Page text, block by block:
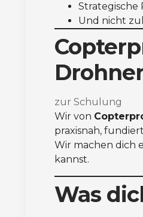
Strategische
Und nicht
zur Schulung
Wir von
praxisnah,
Wir machen dich
kannst.
Was